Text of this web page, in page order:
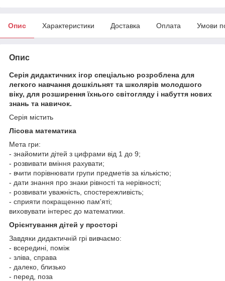
Опис Характеристики Доставка Оплата Умови
Опис
Серія дидактичних ігор спеціально розроблена для
легкого навчання дошкільнят та школярів молодшого
віку, для розширення їхнього світогляду і набуття нових
знань та навичок.
Серія містить
Лісова математика
Мета гри:
- знайомити дітей з цифрами від 1 до 9;
- розвивати вміння рахувати;
- вчити порівнювати групи предметів за кількістю;
- дати знання про знаки рівності та нерівності;
- розвивати уважність, спостережливість;
- сприяти покращенню пам'яті;
виховувати інтерес до математики.
Орієнтування дітей у просторі
Завдяки дидактичній грі вивчаємо:
- всередині, поміж
- зліва, справа
- далеко, близько
- перед, поза